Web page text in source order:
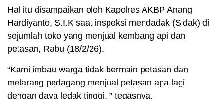
Hal itu disampaikan oleh Kapolres AKBP Anang
Hardiyanto, S.I.K saat inspeksi mendadak (Sidak) di
sejumlah toko yang menjual kembang api dan
petasan, Rabu (18/2/26).
“Kami imbau warga tidak bermain petasan dan
melarang pedagang menjual petasan apa lagi
dengan daya ledak tinggi, ” tegasnya.